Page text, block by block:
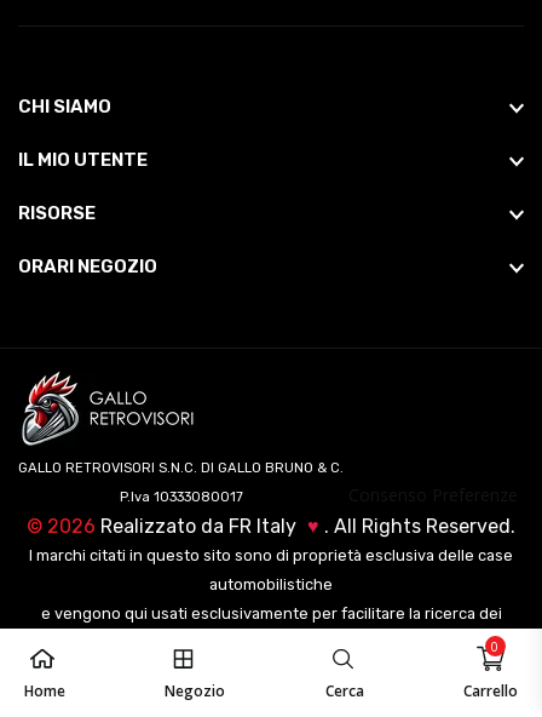
Home Negozio Cerca Carrello
0
CHI SIAMO
IL MIO UTENTE
RISORSE
ORARI NEGOZIO
GALLO RETROVISORI S.N.C. DI GALLO BRUNO & C.
P.Iva 10333080017
© 2026 Realizzato da FR Italy ♥ . All Rights Reserved.
I marchi citati in questo sito sono di proprietà esclusiva delle case
automobilistiche
e vengono qui usati esclusivamente per facilitare la ricerca dei